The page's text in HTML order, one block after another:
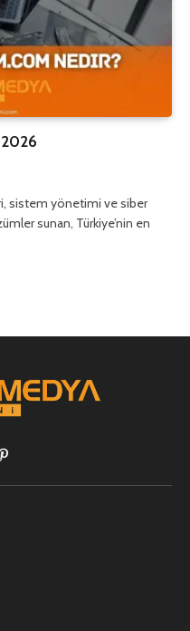
sistem yönetimi ve siber
sunan, Türkiye’nin en
Pinterest'in